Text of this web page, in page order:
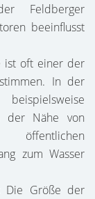
Feldberger
beeinflusst
ist oft einer der
In der
der Nähe von
öffentlichen
zum Wasser
Die Größe der